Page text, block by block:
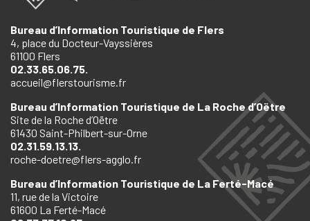
Bureau d’Information Touristique de Flers
4, place du Docteur-Vayssières
61100 Flers
02.33.65.06.75.
accueil@flerstourisme.fr
Bureau d’Information Touristique de La Roche d’Oëtre
Site de la Roche d’Oëtre
61430 Saint-Philbert-sur-Orne
02.31.59.13.13.
roche-doetre@flers-agglo.fr
Bureau d’Information Touristique de La Ferté-Macé
11, rue de la Victoire
61600 La Ferté-Macé